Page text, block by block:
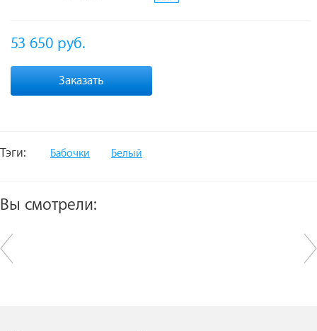
53 650 руб.
Заказать
Тэги: Бабочки Белый
Вы смотрели: